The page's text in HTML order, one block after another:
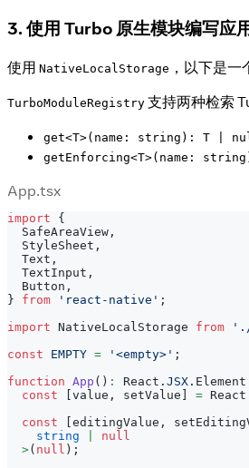
3. 使用 Turbo 原生模块编写应
使用 NativeLocalStorage ，以下是一
TurboModuleRegistry 支持两种检索
get<T>(name: string): T |
getEnforcing<T>(name:
App.tsx
import
{
SafeAreaView ,
StyleSheet ,
Text ,
TextInput ,
Button ,
}
from 'react-native' ;
import NativeLocalStorage from
'./
const
EMPTY = '<empty>' ;
function App ( ) : React . JSX . Element
const
[value , setValue ] = React
const
[editingValue ,
string
null
>( null ) ;